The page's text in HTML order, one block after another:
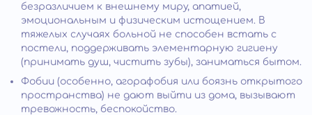
безразличием к внешнему миру, апатией,
эмоциональным и физическим истощением. В
тяжелых случаях больной не способен встать с
постели, поддерживать элементарную гигиену
(принимать душ, чистить зубы), заниматься бытом.
Фобии (особенно, агорафобия или боязнь открытого
пространства) не дают выйти из дома, вызывают
тревожность, беспокойство.